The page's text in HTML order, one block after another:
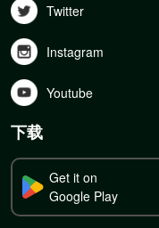
Twitter
Instagram
Youtube
下载
Get it on
Google Play